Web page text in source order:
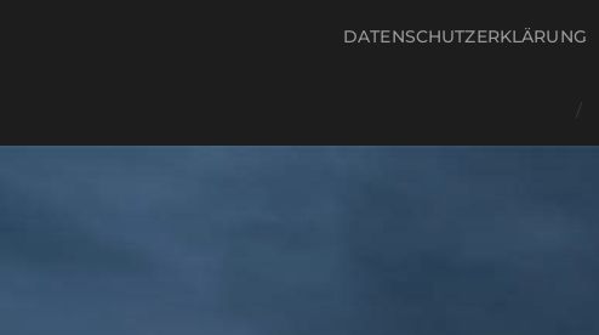
DATENSCHUTZERKLÄRUNG